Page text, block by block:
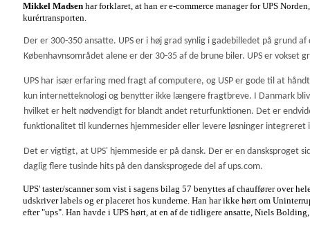
Mikkel Madsen har forklaret, at han er e-commerce manager for UPS
kurértransporten.
Der er 300-350 ansatte. UPS er i høj grad synlig i gadebilledet på grund
Københavnsområdet alene er der 30-35 af de brune biler. UPS er vokset
UPS har især erfaring med fragt af computere, og USP er gode til at
kun internetteknologi og benytter ikke længere fragtbreve. I Danmark
hvilket er helt nødvendigt for blandt andet returfunktionen. Det er
funktionalitet til kundernes hjemmesider eller levere løsninger integreret
Det er vigtigt, at UPS' hjemmeside er på dansk. Der er en dansksproget
daglig flere tusinde hits på den dansksprogede del af ups.com.
UPS' taster/scanner som vist i sagens bilag 57 benyttes af chauffører over
udskriver labels og er placeret hos kunderne. Han har ikke hørt om
efter "ups". Han havde i UPS hørt, at en af de tidligere ansatte, Niels